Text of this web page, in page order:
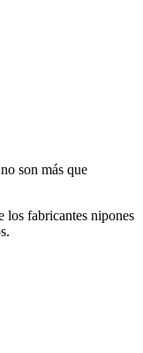
son más que
los fabricantes nipones